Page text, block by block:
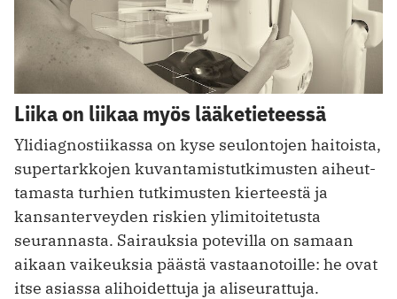
Liika on liikaa myös lääketieteessä
Ylidiagnostiikassa on kyse seulontojen haitoista,
supertarkkojen kuvantamistutkimusten aiheut­
tamasta turhien tutkimusten kierteestä ja
kansanterveyden riskien ylimitoitetusta
seurannasta. Sairauksia potevilla on samaan
aikaan vaikeuksia päästä vastaanotoille: he ovat
itse asiassa alihoidettuja ja aliseurattuja.